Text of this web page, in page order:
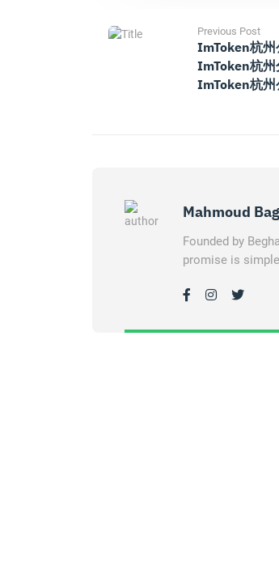
Previous Post
ImToken杭
ImToken杭州
ImToken杭州
Mahmoud
Founded by
promise is